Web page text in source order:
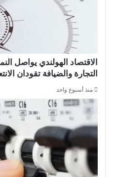
الاقتصاد الهولندي يواصل
التجارة والضيافة تقودان
منذ أسبوع واحد